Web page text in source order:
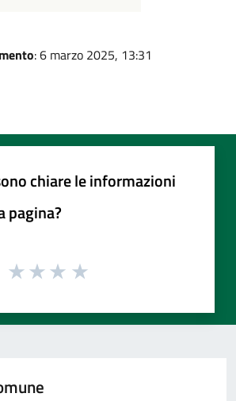
: 6 marzo 2025, 13:31
chiare le informazioni
pagina?